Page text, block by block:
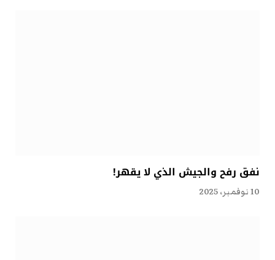
نفق رفح والجيش الذي لا يقهر!
10 نوفمبر، 2025